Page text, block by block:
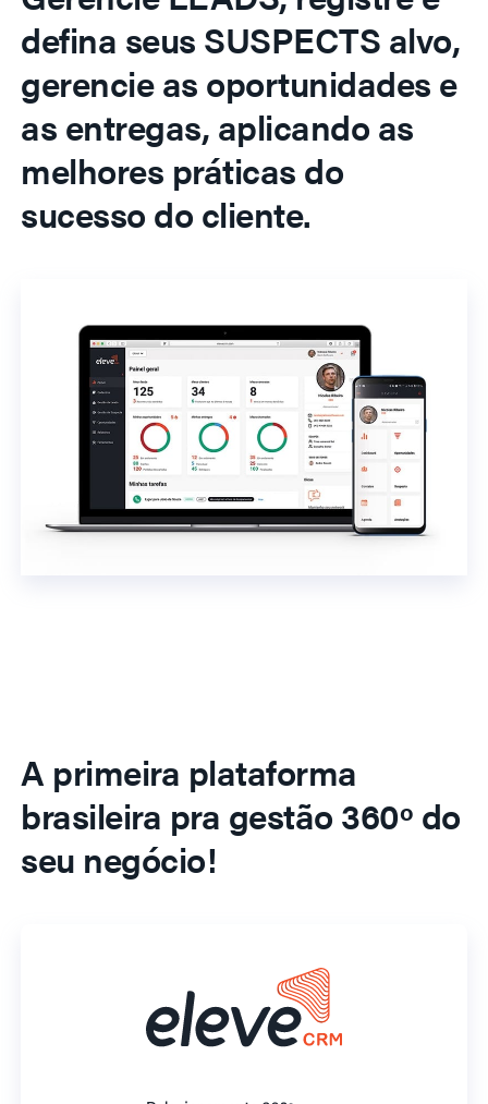
defina seus SUSPECTS alvo,
gerencie as oportunidades e
as entregas, aplicando as
melhores práticas do
sucesso do cliente.
A primeira plataforma
brasileira pra gestão 360º do
seu negócio!